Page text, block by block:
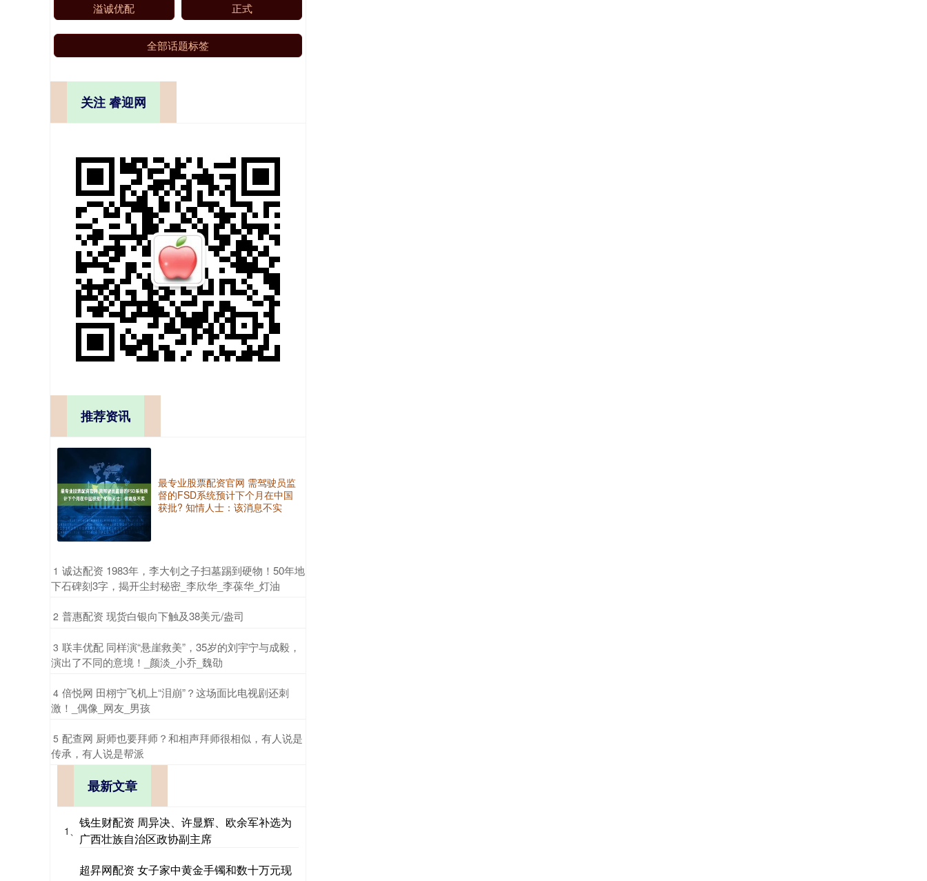
溢诚优配 正式
全部话题标签
关注 睿迎网
推荐资讯
最专业股票配资官网 需驾驶员监
督的FSD系统预计下个月在中国
获批? 知情人士：该消息不实
1 ​诚达配资 1983年，李大钊之子扫墓踢到硬物！50年地
下石碑刻3字，揭开尘封秘密_李欣华_李葆华_灯油
2 ​普惠配资 现货白银向下触及38美元/盎司
3 ​联丰优配 同样演“悬崖救美”，35岁的刘宇宁与成毅，
演出了不同的意境！_颜淡_小乔_魏劭
4 ​倍悦网 田栩宁飞机上“泪崩”？这场面比电视剧还刺
激！_偶像_网友_男孩
5 ​配查网 厨师也要拜师？和相声拜师很相似，有人说是
传承，有人说是帮派
最新文章
1、
钱生财配资 周异决、许显辉、欧余军补选为
广西壮族自治区政协副主席
超昇网配资 女子家中黄金手镯和数十万元现